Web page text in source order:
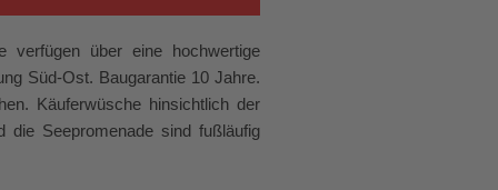
verfügen über eine hochwertige
Süd-Ost. Baugarantie 10 Jahre.
Käuferwüsche hinsichtlich der
die Seepromenade sind fußläufig